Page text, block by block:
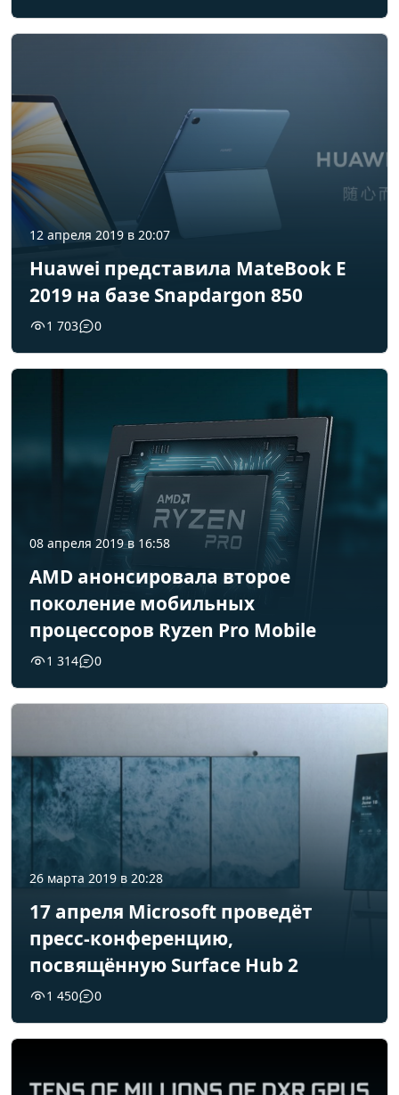
12 апреля 2019 в 20:07
Huawei представила MateBook E
2019 на базе Snapdargon 850
1 703 0
08 апреля 2019 в 16:58
AMD анонсировала второе
поколение мобильных
процессоров Ryzen Pro Mobile
1 314 0
26 марта 2019 в 20:28
17 апреля Microsoft проведёт
пресс-конференцию,
посвящённую Surface Hub 2
1 450 0